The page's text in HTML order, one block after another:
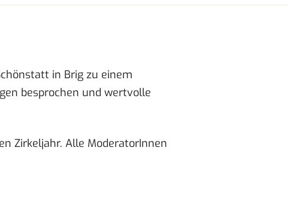
in Brig zu einem
besprochen und wertvolle
Zirkeljahr. Alle ModeratorInnen